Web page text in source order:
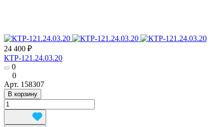
24 400 ₽
КТР-121.24.03.20
0
0
Арт. 158307
В корзину